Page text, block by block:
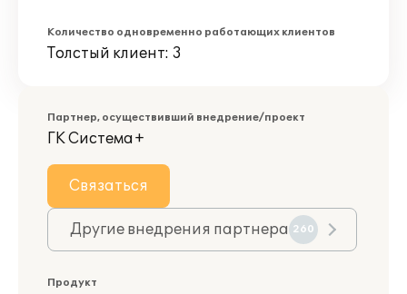
Количество одновременно работающих клиентов
Толстый клиент: 3
Партнер, осуществивший внедрение/проект
ГК Система+
Связаться
Другие внедрения партнера 260
Продукт